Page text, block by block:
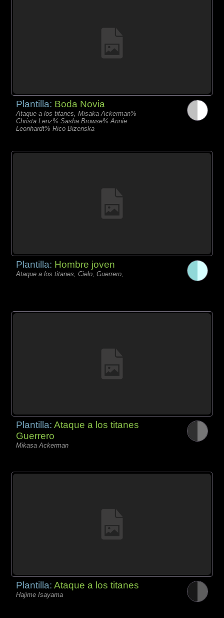
Plantilla: Boda Novia
Ataque a los titanes, Misaka Ackerman%
Christa Lenz% Sasha Browse% Annie
Leonhardt% Rico Bizenska
Plantilla: Hombre joven
Ataque a los titanes, Cielo, Guerrero,
Plantilla:Ataque a los titanes
Guerrero
Mikasa Ackerman
Plantilla:Ataque a los titanes
Hajime Isayama